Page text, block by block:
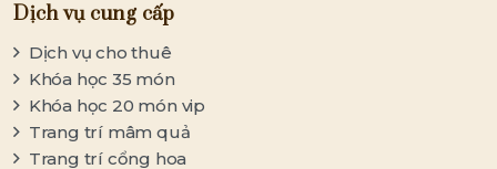
Dịch vụ cung cấp
Dịch vụ cho thuê
Khóa học 35 món
Khóa học 20 món vip
Trang trí mâm quả
Trang trí cổng hoa